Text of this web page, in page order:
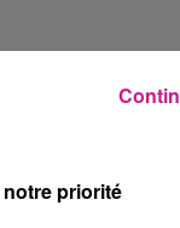
priorité